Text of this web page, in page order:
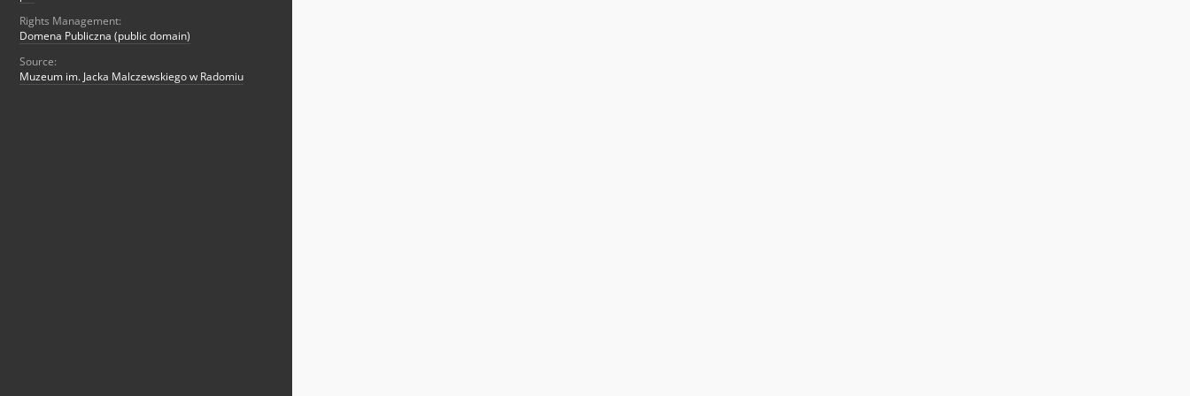
Rights Management:
Domena Publiczna (public domain)
Source:
Muzeum im. Jacka Malczewskiego w Radomiu